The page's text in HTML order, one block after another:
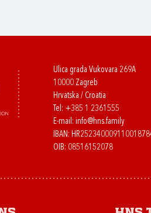
Ulica grada Vukovara 269A
10000 Zagreb
Hrvatska / Croatia
Tel: +385 1 2361555
E-mail: info@hns.family
IBAN:
OIB: 08516152078